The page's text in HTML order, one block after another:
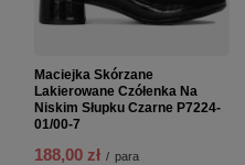
Maciejka Skórzane
Lakierowane Czółenka Na
Niskim Słupku Czarne P7224-
01/00-7
188,00 zł / para